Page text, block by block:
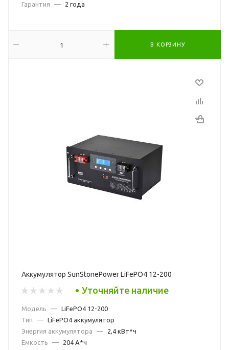
Гарантия
— 2 года
В КОРЗИНУ
Аккумулятор SunStonePower LiFePO4 12-200
Уточняйте наличие
Модель — LiFePO4 12-200
Тип
— LiFePO4 аккумулятор
Энергия аккумулятора
—
2,4 кВт*ч
Емкость
—
204 А*ч